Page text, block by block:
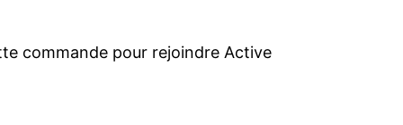
commande pour rejoindre Active